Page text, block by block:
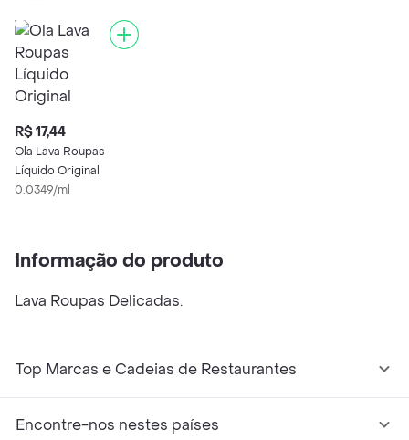
R$ 17,44
Ola Lava Roupas
Líquido Original
0.0349/ml
Informação do produto
Lava Roupas Delicadas.
Top Marcas e Cadeias de Restaurantes
Encontre-nos nestes países